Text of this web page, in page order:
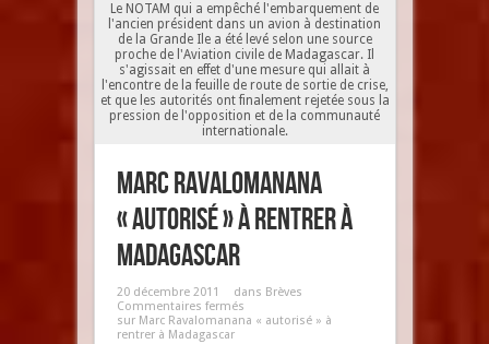
Le NOTAM qui a empêché l'embarquement de
l'ancien président dans un avion à destination
de la Grande Ile a été levé selon une source
proche de l'Aviation civile de Madagascar. Il
s'agissait en effet d'une mesure qui allait à
l'encontre de la feuille de route de sortie de crise,
et que les autorités ont finalement rejetée sous la
pression de l'opposition et de la communauté
internationale.
Marc Ravalomanana
« autorisé » à rentrer à
Madagascar
20 décembre 2011 dans Brèves
Commentaires fermés
sur Marc Ravalomanana « autorisé » à
rentrer à Madagascar